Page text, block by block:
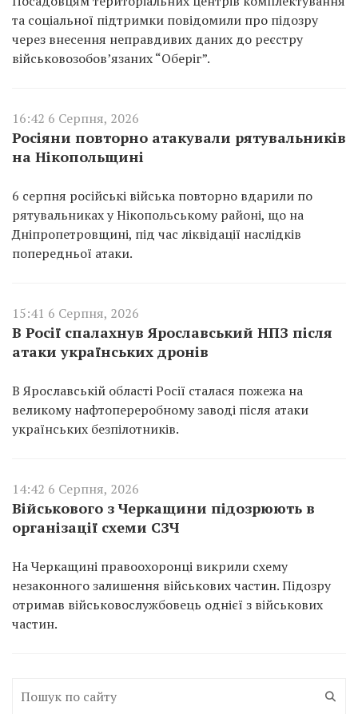
та соціальної підтримки повідомили про підозру
через внесення неправдивих даних до реєстру
військовозобов’язаних “Оберіг”.
16:42 6 Серпня, 2026
Росіяни повторно атакували рятувальників
на Нікопольщині
6 серпня російські війська повторно вдарили по
рятувальниках у Нікопольському районі, що на
Дніпропетровщині, під час ліквідації наслідків
попередньої атаки.
15:41 6 Серпня, 2026
В Росії спалахнув Ярославський НПЗ після
атаки українських дронів
В Ярославській області Росії сталася пожежа на
великому нафтопереробному заводі після атаки
українських безпілотників.
14:42 6 Серпня, 2026
Військового з Черкащини підозрюють в
організації схеми СЗЧ
На Черкащині правоохоронці викрили схему
незаконного залишення військових частин. Підозру
отримав військовослужбовець однієї з військових
частин.